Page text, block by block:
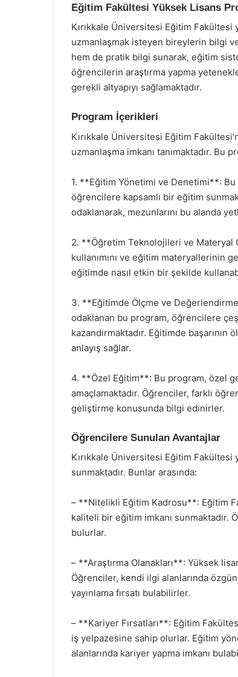
Eğitim Fakültesi Yüksek Lisans
Kırıkkale Üniversitesi Eğitim Fakültesi
uzmanlaşmak isteyen bireylerin bilgi
hem de pratik bilgi sunarak, eğitim
öğrencilerin araştırma yapma
gerekli altyapıyı sağlamaktadır.
Program İçerikleri
Kırıkkale Üniversitesi Eğitim
uzmanlaşma imkanı tanımaktadır. Bu
1. **Eğitim Yönetimi ve Denetimi**:
öğrencilere kapsamlı bir eğitim
odaklanarak, mezunlarını bu alanda
2. **Öğretim Teknolojileri ve
kullanımını ve eğitim materyallerinin
eğitimde nasıl etkin bir şekilde
3. **Eğitimde Ölçme ve
odaklanan bu program, öğrencilere
kazandırmaktadır. Eğitimde
anlayış sağlar.
4. **Özel Eğitim**: Bu program, özel
amaçlamaktadır. Öğrenciler, farklı
geliştirme konusunda bilgi edinirler.
Öğrencilere Sunulan Avantajlar
Kırıkkale Üniversitesi Eğitim
sunmaktadır. Bunlar arasında:
– **Nitelikli Eğitim Kadrosu**: Eğitim
kaliteli bir eğitim imkanı sunmaktadır.
bulurlar.
– **Araştırma Olanakları**: Yüksek
Öğrenciler, kendi ilgi alanlarında
yayınlama fırsatı bulabilirler.
– **Kariyer Fırsatları**: Eğitim
iş yelpazesine sahip olurlar. Eğitim
alanlarında kariyer yapma imkanı